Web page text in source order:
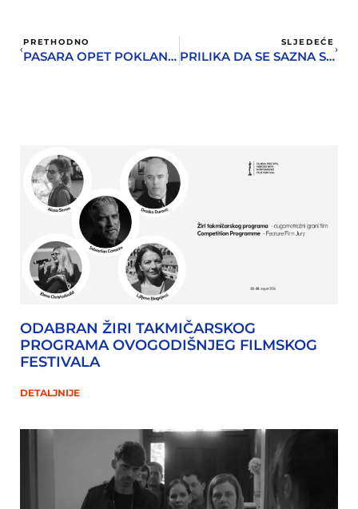
PRETHODNO
PASARA OPET POKLANJA JEDNU COOL MAJICU
SLJEDEĆE
PRILIKA DA SE SAZNA SVE O DŽONIJU
ODABRAN ŽIRI TAKMIČARSKOG
PROGRAMA OVOGODIŠNJEG FILMSKOG
FESTIVALA
DETALJNIJE